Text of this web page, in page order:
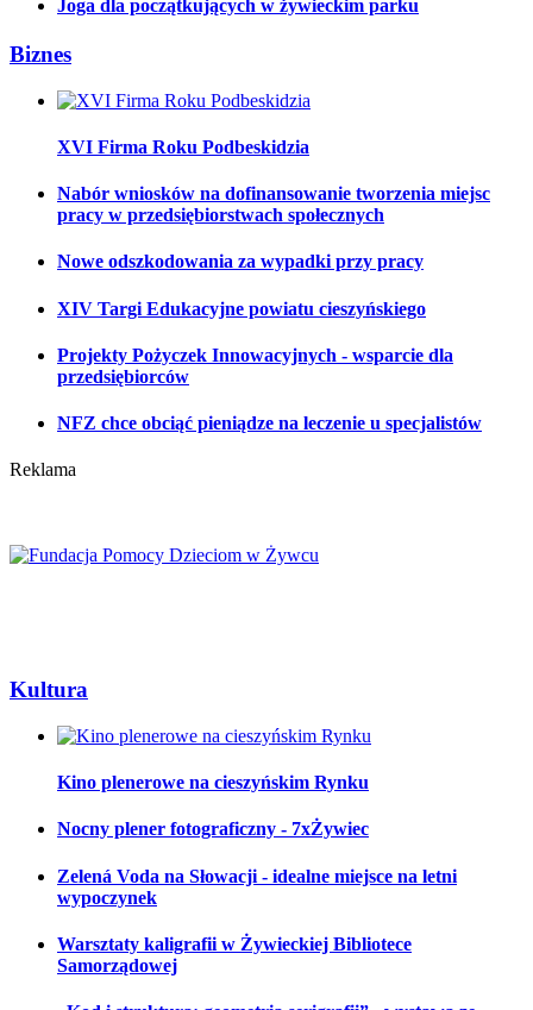
Joga dla początkujących w żywieckim parku
Biznes
XVI Firma Roku Podbeskidzia
Nabór wniosków na dofinansowanie tworzenia miejsc
pracy w przedsiębiorstwach społecznych
Nowe odszkodowania za wypadki przy pracy
XIV Targi Edukacyjne powiatu cieszyńskiego
Projekty Pożyczek Innowacyjnych - wsparcie dla
przedsiębiorców
NFZ chce obciąć pieniądze na leczenie u specjalistów
Reklama
Kultura
Kino plenerowe na cieszyńskim Rynku
Nocny plener fotograficzny - 7xŻywiec
Zelená Voda na Słowacji - idealne miejsce na letni
wypoczynek
Warsztaty kaligrafii w Żywieckiej Bibliotece
Samorządowej